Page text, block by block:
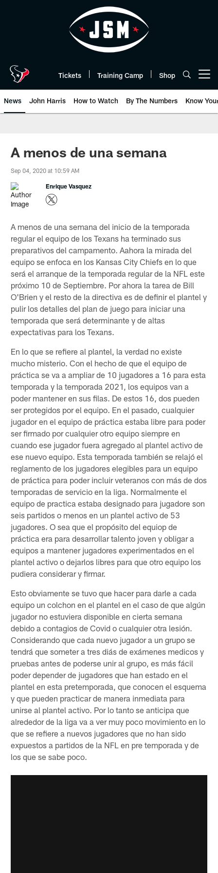
Tickets Training Camp Shop
News John Harris How to Watch By The Numbers Know
A menos de una semana
Sep 04, 2020 at 10:59 AM
Enrique Vasquez
A menos de una semana del inicio de la temporada
regular el equipo de los Texans ha terminado sus
preparativos del campamento. Aahora la mirada del
equipo se enfoca en los Kansas City Chiefs en lo que
será el arranque de la temporada regular de la NFL este
próximo 10 de Septiembre. Por ahora la tarea de Bill
O'Brien y el resto de la directiva es de definir el plantel y
pulir los detalles del plan de juego para iniciar una
temporada que será determinante y de altas
expectativas para los Texans.
En lo que se refiere al plantel, la verdad no existe
mucho misterio. Con el hecho de que el equipo de
práctica se va a ampliar de 10 jugadores a 16 para esta
temporada y la temporada 2021, los equipos van a
poder mantener en sus filas. De estos 16, dos pueden
ser protegidos por el equipo. En el pasado, cualquier
jugador en el equipo de práctica estaba libre para poder
ser firmado por cualquier otro equipo siempre en
cuando ese jugador fuera agregado al plantel activo de
ese nuevo equipo. Esta temporada también se relajó el
reglamento de los jugadores elegibles para un equipo
de práctica para poder incluir veteranos con más de dos
temporadas de servicio en la liga. Normalmente el
equipo de practica estaba designado para jugadore son
seis partidos o menos en un plantel activo de 53
jugadores. O sea que el propósito del equiop de
práctica era para desarrollar talento joven y obligar a
equipos a mantener jugadores experimentados en el
plantel activo o dejarlos libres para que otro equipo los
pudiera considerar y firmar.
Esto obviamente se tuvo que hacer para darle a cada
equipo un colchon en el plantel en el caso de que algún
jugador no estuviera disponible en cierta semana
debido a contagios de Covid o cualquier otra lesión.
Considerando que cada nuevo jugador a un grupo se
tendrá que someter a tres diás de exámenes medicos y
pruebas antes de poderse unir al grupo, es más fácil
poder depender de jugadores que han estado en el
plantel en esta pretemporada, que conocen el esquema
y que pueden practicar de manera inmediata para
unirse al plantel activo. Por lo tanto se anticipa que
alrededor de la liga va a ver muy poco movimiento en lo
que se refiere a nuevos jugadores que no han sido
expuestos a partidos de la NFL en pre temporada y de
los que se sabe poco.